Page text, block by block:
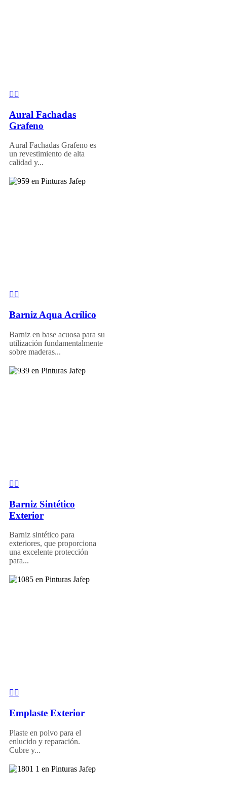
Aural Fachadas
Grafeno
Aural Fachadas Grafeno es
un revestimiento de alta
calidad y...
Barniz Aqua Acrílico
Barniz en base acuosa para su
utilización fundamentalmente
sobre maderas...
Barniz Sintético
Exterior
Barniz sintético para
exteriores, que proporciona
una excelente protección
para...
Emplaste Exterior
Plaste en polvo para el
enlucido y reparación.
Cubre y...